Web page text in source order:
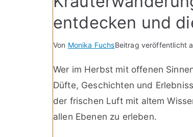
entdecken und
Von Monika FuchsBeitrag veröffentlicht
Wer im Herbst mit offenen
Düfte, Geschichten und
der frischen Luft mit altem
allen Ebenen zu erleben.